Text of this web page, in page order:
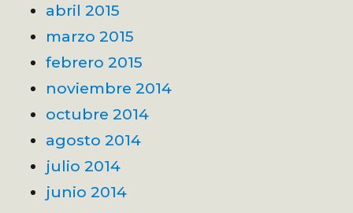
abril 2015
marzo 2015
febrero 2015
noviembre 2014
octubre 2014
agosto 2014
julio 2014
junio 2014